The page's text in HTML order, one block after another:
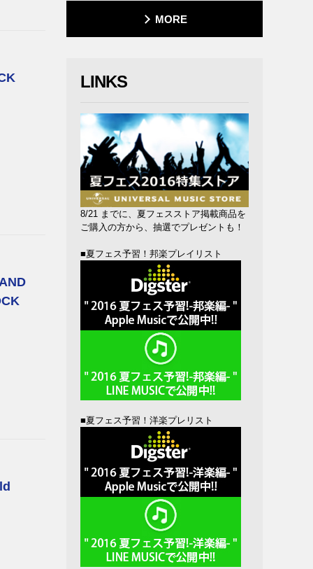
MORE
LINKS
8/21 までに、夏フェスストア掲載商品を
ご購入の方から、抽選でプレゼントも！
■夏フェス予習！邦楽プレイリスト
■夏フェス予習！洋楽プレリスト